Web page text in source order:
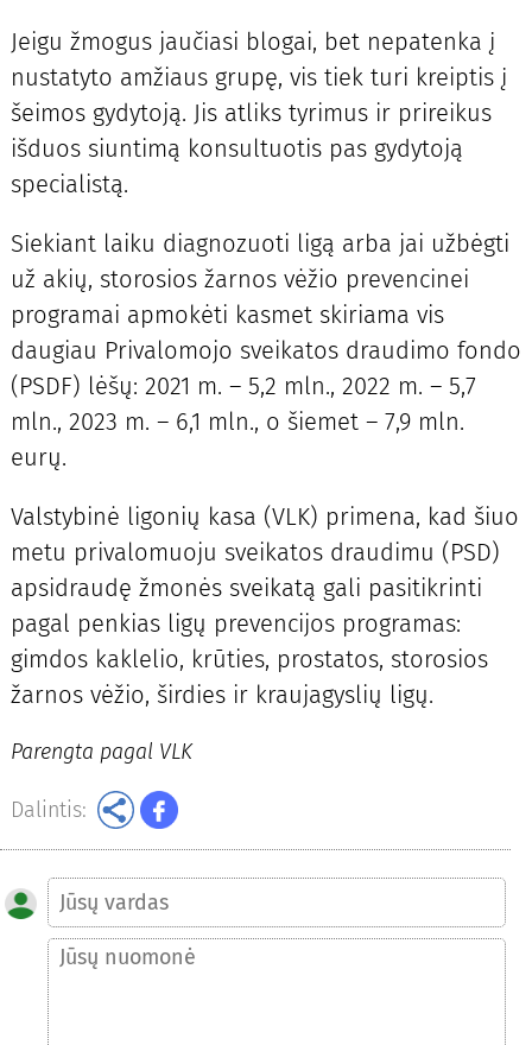
Jeigu žmogus jaučiasi blogai, bet nepatenka į
nustatyto amžiaus grupę, vis tiek turi kreiptis į
šeimos gydytoją. Jis atliks tyrimus ir prireikus
išduos siuntimą konsultuotis pas gydytoją
specialistą.
Siekiant laiku diagnozuoti ligą arba jai užbėgti
už akių, storosios žarnos vėžio prevencinei
programai apmokėti kasmet skiriama vis
daugiau Privalomojo sveikatos draudimo fondo
(PSDF) lėšų: 2021 m. – 5,2 mln., 2022 m. – 5,7
mln., 2023 m. – 6,1 mln., o šiemet – 7,9 mln.
eurų.
Valstybinė ligonių kasa (VLK) primena, kad šiuo
metu privalomuoju sveikatos draudimu (PSD)
apsidraudę žmonės sveikatą gali pasitikrinti
pagal penkias ligų prevencijos programas:
gimdos kaklelio, krūties, prostatos, storosios
žarnos vėžio, širdies ir kraujagyslių ligų.
Parengta pagal VLK
Dalintis: